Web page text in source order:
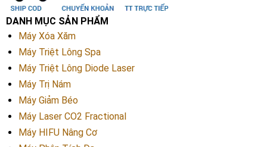
DANH MỤC SẢN PHẨM
Máy Xóa Xăm
Máy Triệt Lông Spa
Máy Triệt Lông Diode Laser
Máy Trị Nám
Máy Giảm Béo
Máy Laser CO2 Fractional
Máy HIFU Nâng Cơ